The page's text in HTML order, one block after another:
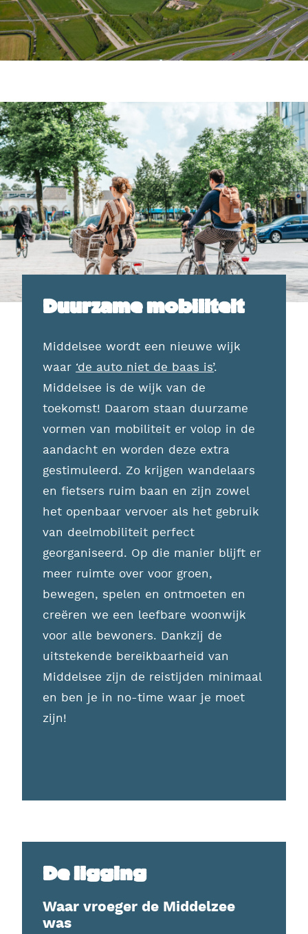
Duurzame mobiliteit
Middelsee wordt een nieuwe wijk
waar ‘de auto niet de baas is’.
Middelsee is de wijk van de
toekomst! Daarom staan duurzame
vormen van mobiliteit er volop in de
aandacht en worden deze extra
gestimuleerd. Zo krijgen wandelaars
en fietsers ruim baan en zijn zowel
het openbaar vervoer als het gebruik
van deelmobiliteit perfect
georganiseerd. Op die manier blijft er
meer ruimte over voor groen,
bewegen, spelen en ontmoeten en
creëren we een leefbare woonwijk
voor alle bewoners. Dankzij de
uitstekende bereikbaarheid van
Middelsee zijn de reistijden minimaal
en ben je in no-time waar je moet
zijn!
De ligging
Waar vroeger de Middelzee
was